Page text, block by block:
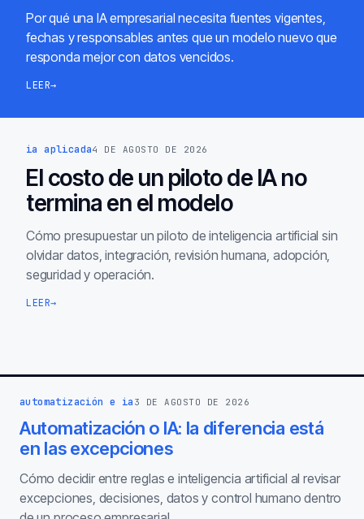
Por qué una IA empresarial necesita fuentes vigentes,
fechas y responsables antes que un modelo nuevo que
responda mejor con datos vencidos.
LEER→
ia aplicada4 DE AGOSTO DE 2026
El costo de un piloto de IA no
termina en el modelo
Cómo presupuestar un piloto de inteligencia artificial sin
olvidar datos, integración, revisión humana, adopción,
seguridad y operación.
LEER→
automatización e ia 3 DE AGOSTO DE 2026
Automatización o IA: la diferencia está
en las excepciones
Cómo decidir entre reglas e inteligencia artificial al revisar
excepciones, decisiones, datos y control humano dentro